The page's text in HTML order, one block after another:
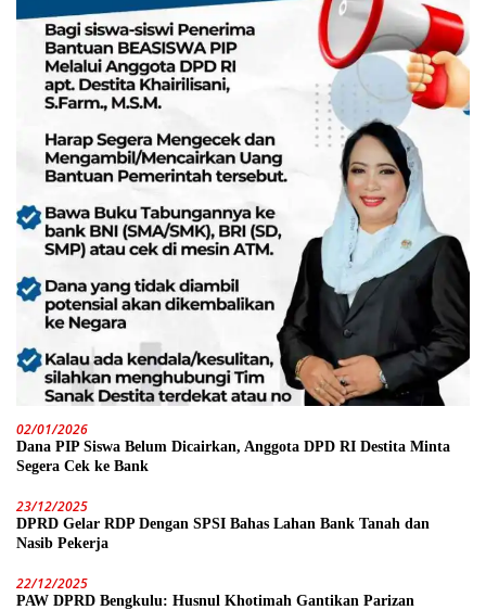
02/01/2026
Dana PIP Siswa Belum Dicairkan, Anggota DPD RI Destita Minta
Segera Cek ke Bank
23/12/2025
DPRD Gelar RDP Dengan SPSI Bahas Lahan Bank Tanah dan
Nasib Pekerja
22/12/2025
PAW DPRD Bengkulu: Husnul Khotimah Gantikan Parizan